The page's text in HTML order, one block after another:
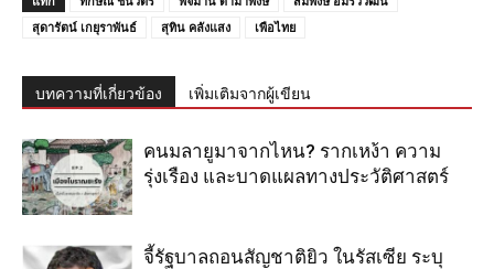
สุดารัตน์ เกยุราพันธ์
สุทิน คลังแสง เพือไทย
บทความที่เกี่ยวข้อง เพิ่มเติมจากผู้เขียน
คนมลายูมาจากไหน? รากเหง้า ความ
รุ่งเรือง และบาดแผลทางประวัติศาสตร์
จี้รัฐบาลถอนสัญชาติยิว ในรัสเซีย ระบุ